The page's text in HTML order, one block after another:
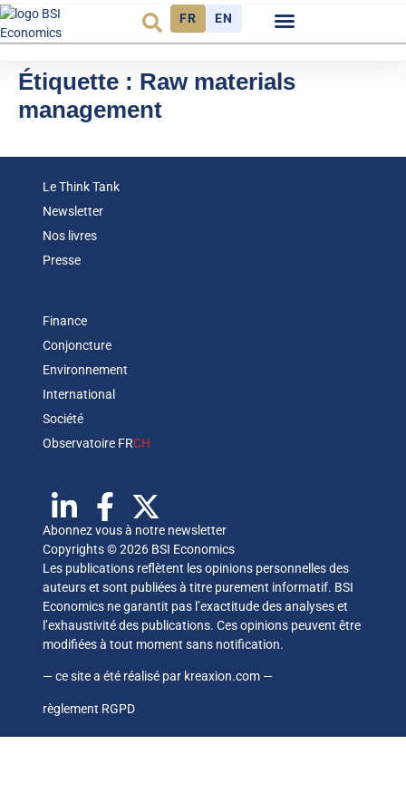
FR EN
Étiquette : Raw materials
management
Le Think Tank
Newsletter
Nos livres
Presse
Finance
Conjoncture
Environnement
International
Société
Observatoire FRCH
Abonnez vous à notre newsletter
Copyrights © 2026 BSI Economics
Les publications reflètent les opinions personnelles des
auteurs et sont publiées à titre purement informatif. BSI
Economics ne garantit pas l’exactitude des analyses et
l’exhaustivité des publications. Ces opinions peuvent être
modifiées à tout moment sans notification.
— ce site a été réalisé par kreaxion.com —
règlement RGPD